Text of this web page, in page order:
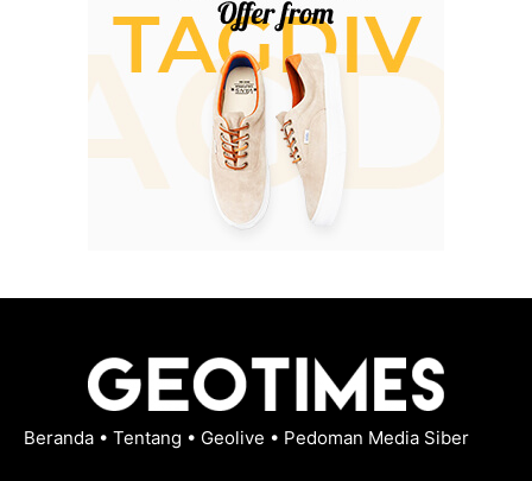
Beranda • Tentang • Geolive • Pedoman Media Siber